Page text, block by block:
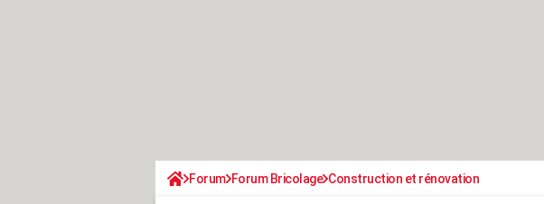
Forum Forum Bricolage Construction et rénovation